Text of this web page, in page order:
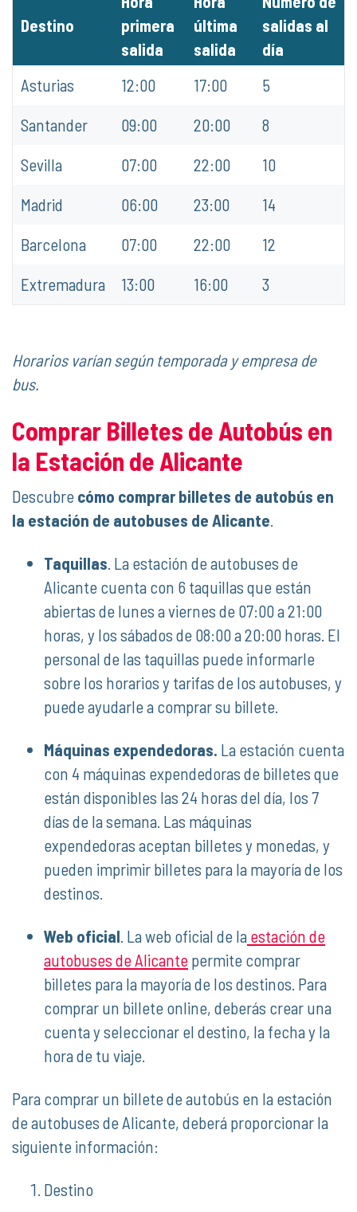
Destino
primera
salida
última
salida
salidas al
día
Asturias
12:00 17:00
5
Santander
09:00 20:00
8
Sevilla
07:00 22:00
10
Madrid
06:00 23:00
14
Barcelona
07:00 22:00
12
Extremadura
13:00 16:00 3
Horarios varían según temporada y empresa de
bus.
Comprar Billetes de Autobús en
la Estación de Alicante
Descubre cómo comprar billetes de autobús en
la estación de autobuses de Alicante
Taquillas . La estación de autobuses de
Alicante cuenta con 6 taquillas que están
abiertas de lunes a viernes de 07:00 a 21:00
horas, y los sábados de 08:00 a 20:00 horas. El
personal de las taquillas puede informarle
sobre los horarios y tarifas de los autobuses, y
puede ayudarle a comprar su billete.
Máquinas expendedoras. La estación cuenta
con 4 máquinas expendedoras de billetes que
están disponibles las 24 horas del día, los 7
días de la semana. Las máquinas
expendedoras aceptan billetes y monedas, y
pueden imprimir billetes para la mayoría de los
destinos.
Web oficial . La web oficial de la estación de
autobuses de Alicante permite comprar
billetes para la mayoría de los destinos. Para
comprar un billete online, deberás crear una
cuenta y seleccionar el destino, la fecha y la
hora de tu viaje.
Para comprar un billete de autobús en la estación
de autobuses de Alicante, deberá proporcionar la
siguiente información:
Destino